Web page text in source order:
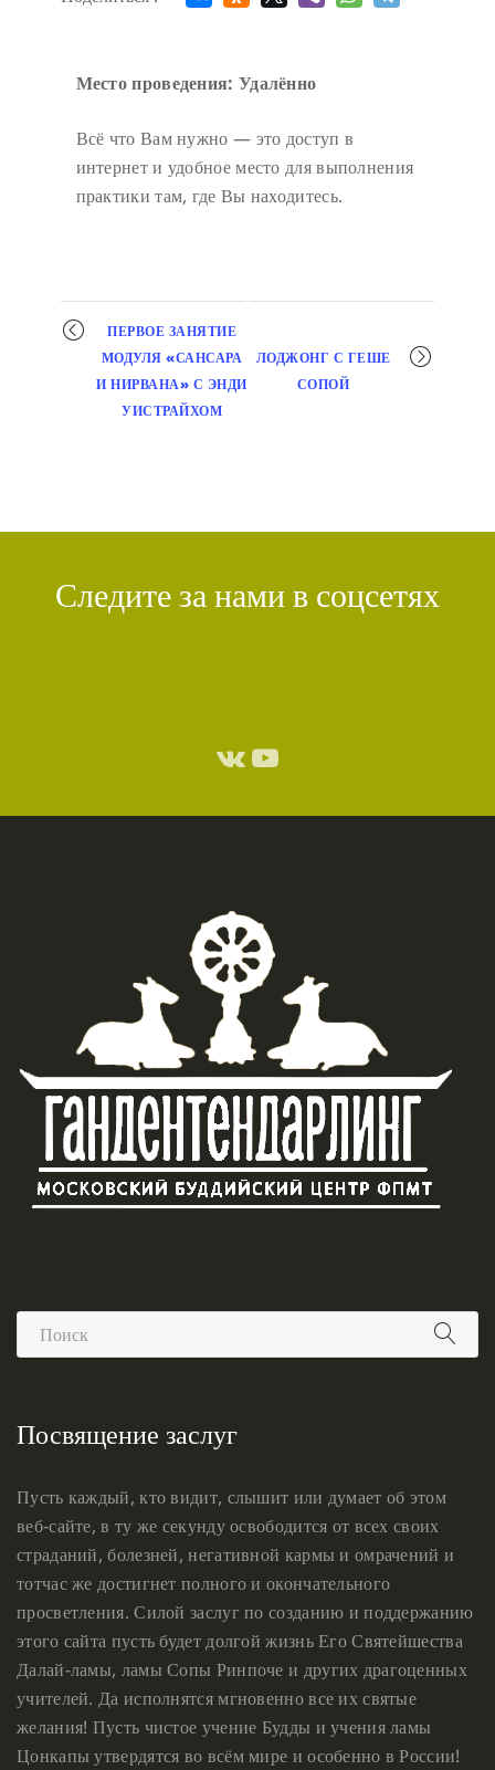
Место проведения: Удалённо
Всё что Вам нужно — это доступ в
интернет и удобное место для выполнения
практики там, где Вы находитесь.
Мероприятие
навигация
ПЕРВОЕ ЗАНЯТИЕ
МОДУЛЯ «САНСАРА
И НИРВАНА» С ЭНДИ
УИСТРАЙХОМ
ЛОДЖОНГ С ГЕШЕ
СОПОЙ
Следите за нами в соцсетях
Посвящение заслуг
Пусть каждый, кто видит, слышит или думает об этом
веб-сайте, в ту же секунду освободится от всех своих
страданий, болезней, негативной кармы и омрачений и
тотчас же достигнет полного и окончательного
просветления. Силой заслуг по созданию и поддержанию
этого сайта пусть будет долгой жизнь Его Святейшества
Далай-ламы, ламы Сопы Ринпоче и других драгоценных
учителей. Да исполнятся мгновенно все их святые
желания! Пусть чистое учение Будды и учения ламы
Цонкапы утвердятся во всём мире и особенно в России!